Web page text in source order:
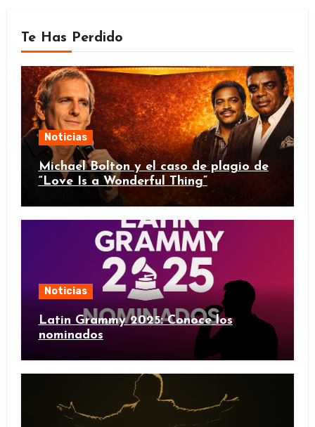
Te Has Perdido
Noticias
Michael Bolton y el caso de plagio de
“Love Is a Wonderful Thing”
Noticias
Latin Grammy 2025: Conoce los
nominados